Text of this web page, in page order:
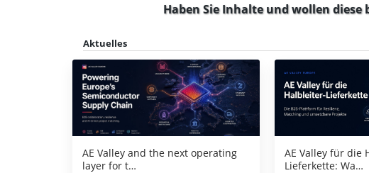
Haben Sie Inhalte und wollen diese
Aktuelles
AE Valley and the next operating
layer for t…
AE Valley für die
Lieferkette: Wa…